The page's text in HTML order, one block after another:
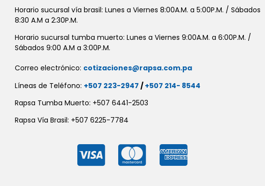
Horario sucursal vía brasil: Lunes a Viernes 8:00A.M. a 5:00P.M. / Sábados
8:30 A.M a 2:30P.M.
Horario sucursal tumba muerto: Lunes a Viernes 9:00A.M. a 6:00P.M. /
Sábados 9:00 A.M a 3:00P.M.
Correo electrónico: cotizaciones@rapsa.com.pa
Líneas de Teléfono: +507 223-2947 / +507 214- 8544
Rapsa Tumba Muerto: +507 6441-2503
Rapsa Vía Brasil: +507 6225-7784